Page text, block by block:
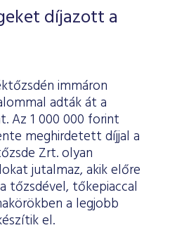
díjazott a
immáron
adták át a
Az 1 000 000 forint
meghirdetett díjjal a
Zrt. olyan
jutalmaz, akik előre
tőzsdével, tőkepiaccal
a legjobb
el.